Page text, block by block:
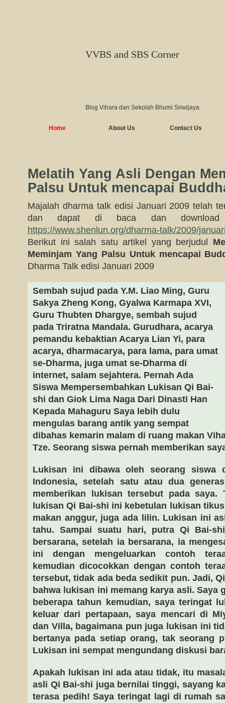
VVBS and SBS Corner
Blog Vihara dan Sekolah Bhumi Sriwijaya
Home About Us Contact Us
Melatih Yang Asli Dengan
Palsu Untuk mencapai
Majalah dharma talk edisi Januari 2009 telah
dan dapat di baca dan
https://www.shenlun.org/dharma-talk/2009/
Berikut ini salah satu artikel yang berjudul
Meminjam Yang Palsu Untuk mencapai
Dharma Talk edisi Januari 2009
Sembah sujud pada Y.M. Liao Ming, Guru
Sakya Zheng Kong, Gyalwa Karmapa XVI,
Guru Thubten Dhargye, sembah sujud
pada Triratna Mandala. Gurudhara, acarya
pemandu kebaktian Acarya Lian Yi, para
acarya, dharmacarya, para lama, para umat
se-Dharma, juga umat se-Dharma di
internet, salam sejahtera. Pernah Ada
Siswa Mempersembahkan Lukisan Qi Bai-
shi dan Giok Lima Naga Dari Dinasti Han
Kepada Mahaguru Saya lebih dulu
mengulas barang antik yang sempat
dibahas kemarin malam di ruang makan
Tze. Seorang siswa pernah memberikan
Lukisan ini dibawa oleh seorang siswa
Indonesia, setelah satu atau dua
memberikan lukisan tersebut pada
lukisan Qi Bai-shi ini kebetulan lukisan
makan anggur, juga ada lilin. Lukisan ini
tahu. Sampai suatu hari, putra Qi Bai-
bersarana, setelah ia bersarana, ia
ini dengan mengeluarkan contoh
kemudian dicocokkan dengan contoh
tersebut, tidak ada beda sedikit pun. Jadi,
bahwa lukisan ini memang karya asli. Saya
beberapa tahun kemudian, saya teringat
keluar dari pertapaan, saya mencari di
dan Villa, bagaimana pun juga lukisan ini
bertanya pada setiap orang, tak seorang
Lukisan ini sempat mengundang diskusi
Apakah lukisan ini ada atau tidak, itu
asli Qi Bai-shi juga bernilai tinggi, sayang
terasa pedih! Saya teringat lagi di rumah